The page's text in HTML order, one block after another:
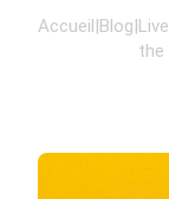
Accueil|Blog|
the